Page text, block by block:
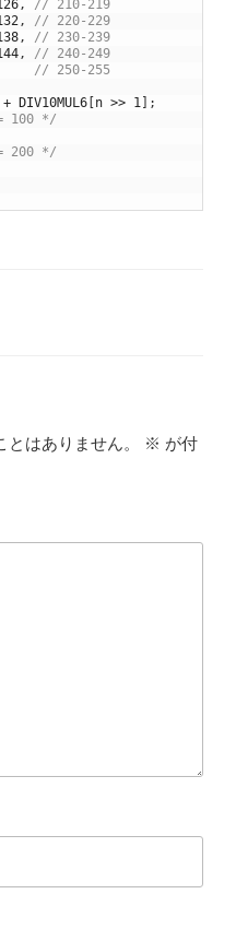
,
// 210-219
,
// 220-229
,
// 230-239
,
// 240-249
// 250-255
+ DIV10MUL6 n >> 1
;
100 */
200 */
はありません。 ※ が付